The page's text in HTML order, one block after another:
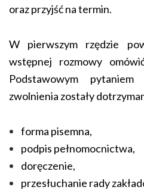
oraz przyjść na termin.
W pierwszym rzędzie
wstępnej rozmowy
Podstawowym
zwolnienia zostały
forma pisemna,
podpis pełnomocnictwa,
doręczenie,
przesłuchanie rady